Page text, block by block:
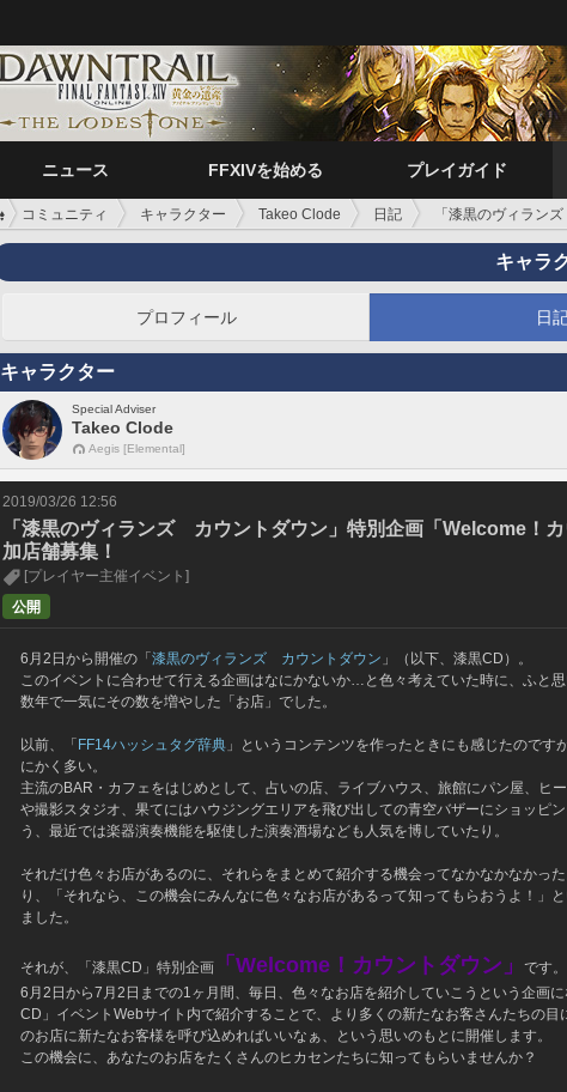
ニュース FFXIVを始める プレイガイド
コミュニティ キャラクター Takeo Clode 日記 「漆黒のヴィラン
キャラ
プロフィール 日
キャラクター
Special Adviser
Takeo Clode
Aegis [Elemental]
2019/03/26 12:56
「漆黒のヴィランズ カウントダウン」特別企画「Welcome！
加店舗募集！
[プレイヤー主催イベント]
公開
6月2日から開催の「 漆黒のヴィランズ　カウントダウン 」（以下、漆黒CD）。
このイベントに合わせて行える企画はなにかないか…と色々考えていた時に、ふと
数年で一気にその数を増やした「お店」でした。
以前、「 FF14ハッシュタグ辞典 」というコンテンツを作ったときにも感じたのです
にかく多い。
主流のBAR・カフェをはじめとして、占いの店、ライブハウス、旅館にパン屋、ヒ
や撮影スタジオ、果てにはハウジングエリアを飛び出しての青空バザーにショッピ
う、最近では楽器演奏機能を駆使した演奏酒場なども人気を博していたり。
それだけ色々お店があるのに、それらをまとめて紹介する機会ってなかなかなかっ
り、「それなら、この機会にみんなに色々なお店があるって知ってもらおうよ！」
ました。
それが、「漆黒CD」特別企画 「Welcome！カウントダウン」
です。
6月2日から7月2日までの1ヶ月間、毎日、色々なお店を紹介していこうという企画
CD」イベントWebサイト内で紹介することで、より多くの新たなお客さんたちの目
のお店に新たなお客様を呼び込めればいいなぁ、という思いのもとに開催します。
この機会に、あなたのお店をたくさんのヒカセンたちに知ってもらいませんか？